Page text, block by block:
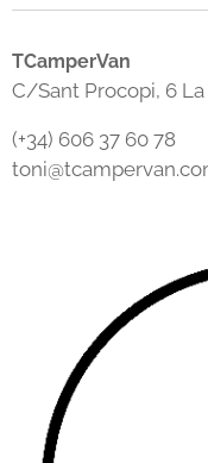
TCamperVan
C/Sant Procopi, 6
(+34) 606 37 60 78